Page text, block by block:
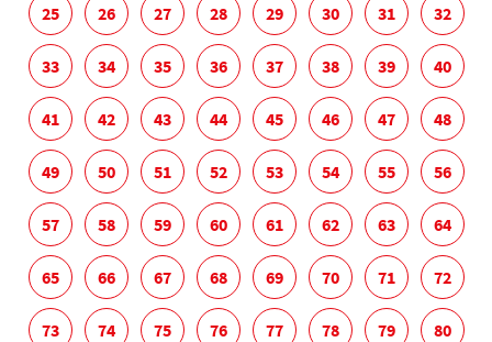
25 26 27 28 29 30 31 32
33 34 35 36 37 38 39 40
41 42 43 44 45 46 47 48
49 50 51 52 53 54 55 56
57 58 59 60 61 62 63 64
65 66 67 68 69 70 71 72
73 74 75 76 77 78 79 80